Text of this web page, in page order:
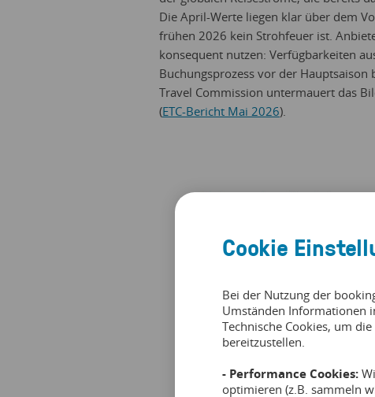
Die April-Werte liegen klar über dem
frühen 2026 kein Strohfeuer ist.
konsequent nutzen: Verfügbarkeiten
Buchungsprozess vor der
Travel Commission untermauert das
(ETC-Bericht Mai 2026).
Cookie
Bei der Nutzung der
Umständen Informationen
Technische Cookies, um
bereitzustellen.
- Performance Cookies:
optimieren (z.B. sammeln